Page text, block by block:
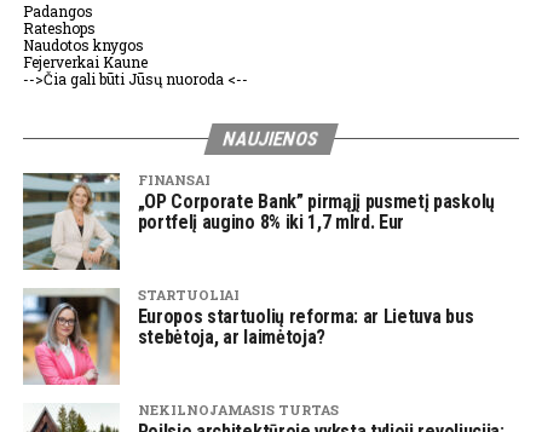
Padangos
Rateshops
Naudotos knygos
Fejerverkai Kaune
-->Čia gali būti Jūsų nuoroda <--
NAUJIENOS
FINANSAI
„OP Corporate Bank” pirmąjį pusmetį paskolų
portfelį augino 8% iki 1,7 mlrd. Eur
STARTUOLIAI
Europos startuolių reforma: ar Lietuva bus
stebėtoja, ar laimėtoja?
NEKILNOJAMASIS TURTAS